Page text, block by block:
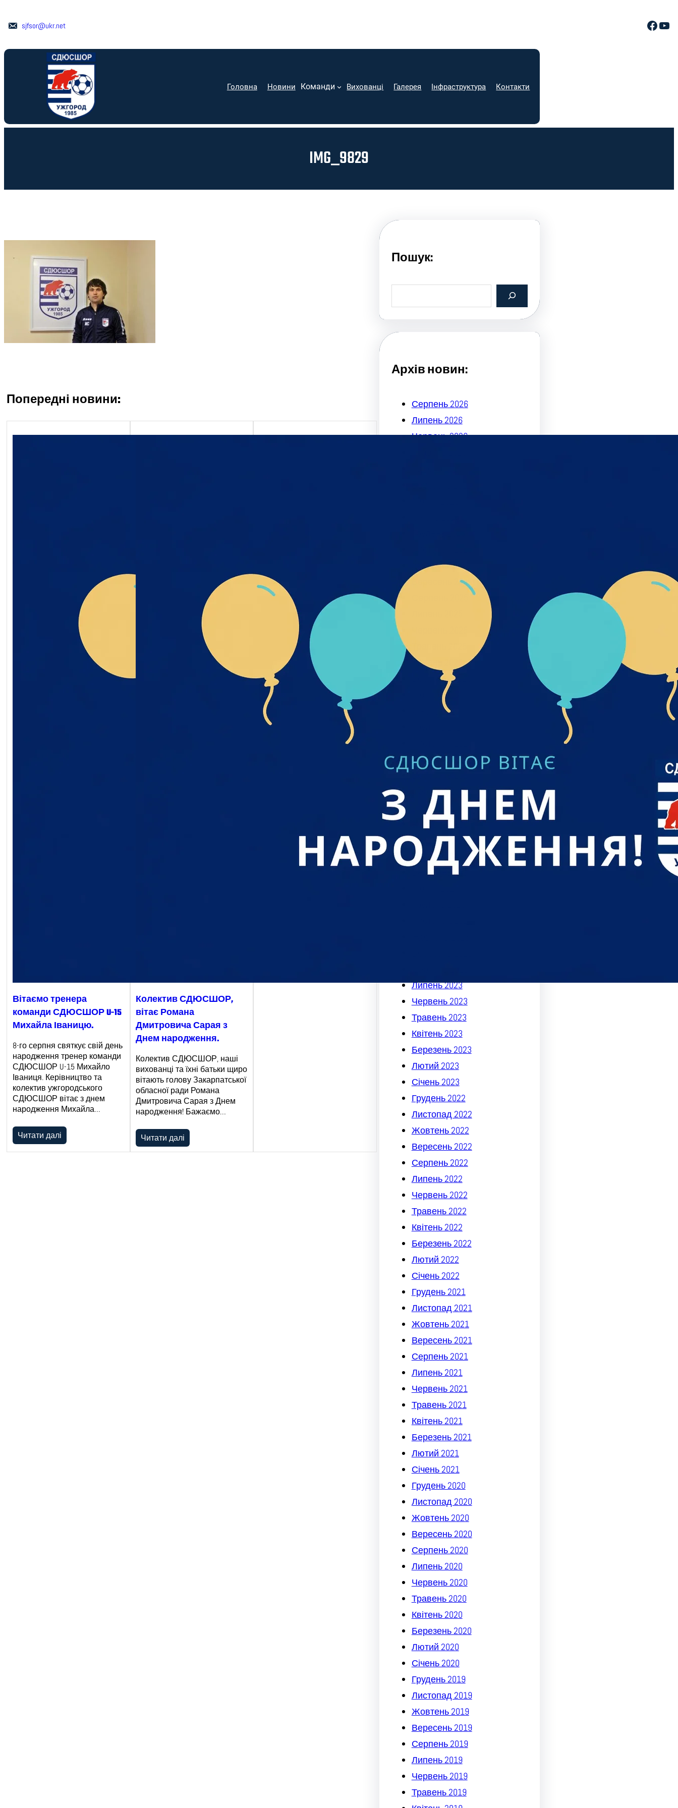
вмістуsjfsor@ukr.net Facebook YouTube
Головна Новини Команди Вихованці Галерея Інфраструктура Контакти
IMG_9829
Попередні новини:
Вітаємо тренера
команди СДЮСШОР U-15
Михайла Іваницю.
8-го серпня святкує свій день
народження тренер команди
СДЮСШОР U-15 Михайло
Іваниця. Керівництво та
колектив ужгородського
СДЮСШОР вітає з днем
народження Михайла…
Читати далі
Колектив СДЮСШОР,
вітає Романа
Дмитровича Сарая з
Днем народження.
Колектив СДЮСШОР, наші
вихованці та їхні батьки щиро
вітають голову Закарпатської
обласної ради Романа
Дмитровича Сарая з Днем
народження! Бажаємо…
Читати далі
Читати далі
Пошук:
a
c
Архів новин:
Серпень 2026
Липень 2026
Червень 2026
Жовтень 2025
Вересень 2025
Квітень 2025
Березень 2025
Лютий 2025
Січень 2025
Жовтень 2024
Серпень 2024
Липень 2024
Червень 2024
Травень 2024
Квітень 2024
Березень 2024
Липень 2023
Червень 2023
Травень 2023
Квітень 2023
Березень 2023
Лютий 2023
Січень 2023
Грудень 2022
Листопад 2022
Жовтень 2022
Вересень 2022
Серпень 2022
Липень 2022
Червень 2022
Травень 2022
Квітень 2022
Березень 2022
Лютий 2022
Січень 2022
Грудень 2021
Листопад 2021
Жовтень 2021
Вересень 2021
Серпень 2021
Липень 2021
Червень 2021
Травень 2021
Квітень 2021
Березень 2021
Лютий 2021
Січень 2021
Грудень 2020
Листопад 2020
Жовтень 2020
Вересень 2020
Серпень 2020
Липень 2020
Червень 2020
Травень 2020
Квітень 2020
Березень 2020
Лютий 2020
Січень 2020
Грудень 2019
Листопад 2019
Жовтень 2019
Вересень 2019
Серпень 2019
Липень 2019
Червень 2019
Травень 2019